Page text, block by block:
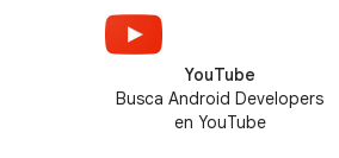
YouTube
Busca Android Developers
en YouTube